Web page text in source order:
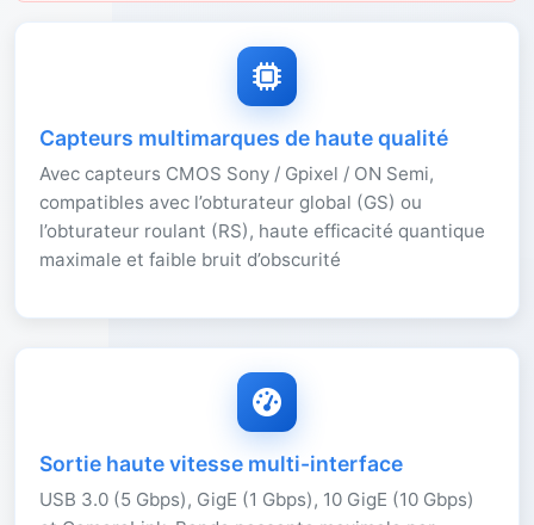
Capteurs multimarques de haute qualité
Avec capteurs CMOS Sony / Gpixel / ON Semi,
compatibles avec l’obturateur global (GS) ou
l’obturateur roulant (RS), haute efficacité quantique
maximale et faible bruit d’obscurité
Sortie haute vitesse multi-interface
USB 3.0 (5 Gbps), GigE (1 Gbps), 10 GigE (10 Gbps)